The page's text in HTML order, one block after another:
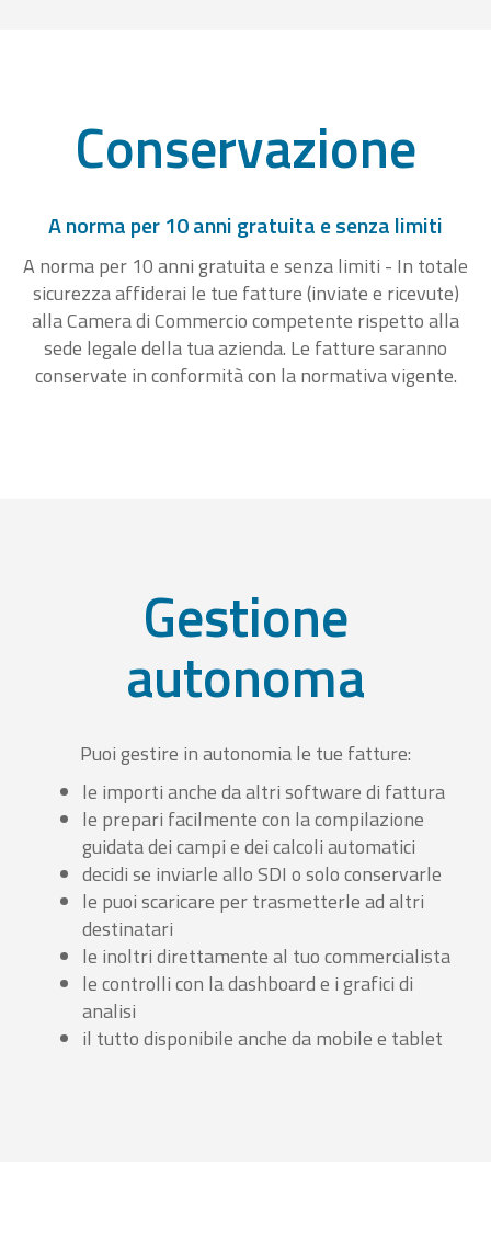
Conservazione
A norma per 10 anni gratuita e senza limiti
A norma per 10 anni gratuita e senza limiti - In totale
sicurezza affiderai le tue fatture (inviate e ricevute)
alla Camera di Commercio competente rispetto alla
sede legale della tua azienda. Le fatture saranno
conservate in conformità con la normativa vigente.
Gestione
autonoma
Puoi gestire in autonomia le tue fatture:
le importi anche da altri software di fattura
le prepari facilmente con la compilazione
guidata dei campi e dei calcoli automatici
decidi se inviarle allo SDI o solo conservarle
le puoi scaricare per trasmetterle ad altri
destinatari
le inoltri direttamente al tuo commercialista
le controlli con la dashboard e i grafici di
analisi
il tutto disponibile anche da mobile e tablet